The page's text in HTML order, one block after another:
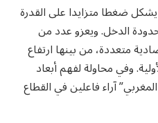
ضغطا متزايدا على القدرة
الدخل. ويعزو عدد من
متعددة، من بينها ارتفاع
وفي محاولة لفهم أبعاد
آراء فاعلين في القطاع